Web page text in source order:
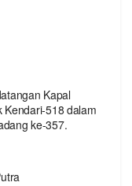
Kapal
Kendari-518 dalam
ke-357.